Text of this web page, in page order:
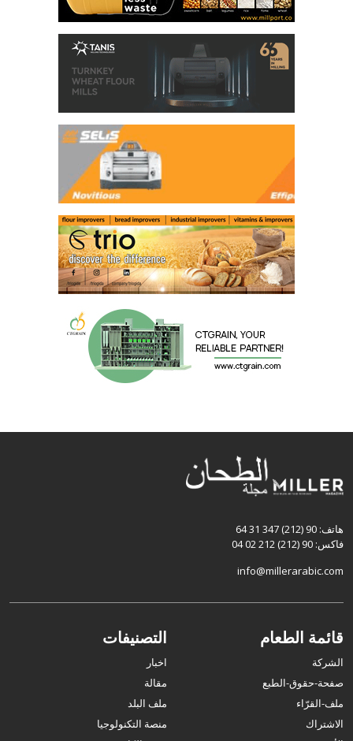
هاتف: 90 (212) 347 31 64
فاكس: 90 (212) 212 02 04
info@millerarabic.com
قائمة الطعام
الشركة
صفحة-حقوق-الطبع
ملف-القرّاء
الاشتراك
التصنيفات
اخبار
مقالة
ملف البلد
منصة التكنولوجيا